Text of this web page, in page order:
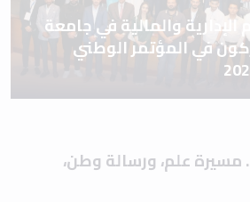
والمالية في جامعة
في المؤتمر الوطني
مسيرة علم، ورسالة وطن،